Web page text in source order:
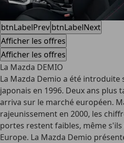
btnLabelPrev btnLabelNext
Afficher les offres
Afficher les offres
La Mazda DEMIO
La Mazda Demio a été
japonais en 1996. Deux ans plus
arriva sur le marché européen.
rajeunissement en 2000, les
portes restent faibles, même
Europe. La Mazda Demio